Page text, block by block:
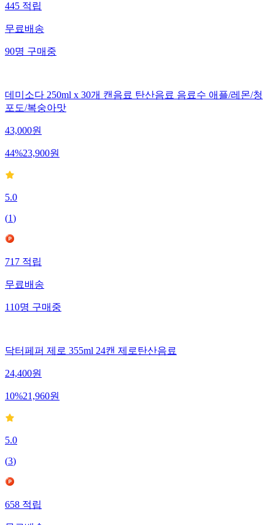
445적립
무료배송
90명구매중
데미소다 250ml x 30개 캔음료 탄산음료 음료수 애플/레몬/청
포도/복숭아맛
43,000원
44%23,900원
5.0
(1)
717적립
무료배송
110명구매중
닥터페퍼 제로 355ml 24캔 제로탄산음료
24,400원
10%21,960원
5.0
(3)
658적립